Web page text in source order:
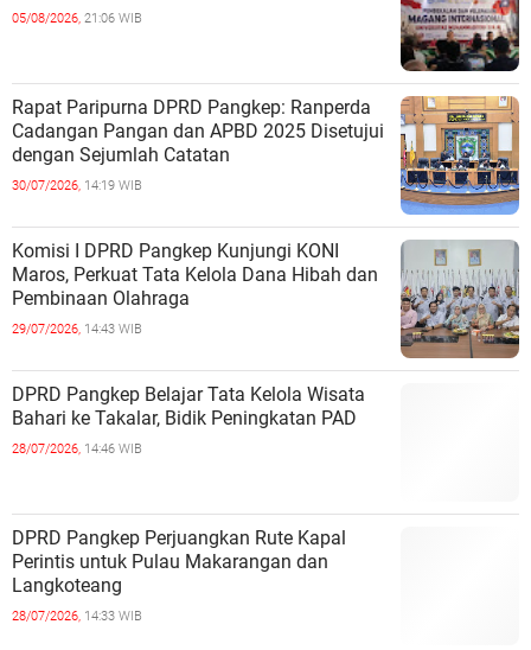
05/08/2026, 21:06 WIB
Rapat Paripurna DPRD Pangkep: Ranperda
Cadangan Pangan dan APBD 2025 Disetujui
dengan Sejumlah Catatan
30/07/2026, 14:19 WIB
Komisi I DPRD Pangkep Kunjungi KONI
Maros, Perkuat Tata Kelola Dana Hibah dan
Pembinaan Olahraga
29/07/2026, 14:43 WIB
DPRD Pangkep Belajar Tata Kelola Wisata
Bahari ke Takalar, Bidik Peningkatan PAD
28/07/2026, 14:46 WIB
DPRD Pangkep Perjuangkan Rute Kapal
Perintis untuk Pulau Makarangan dan
Langkoteang
28/07/2026, 14:33 WIB